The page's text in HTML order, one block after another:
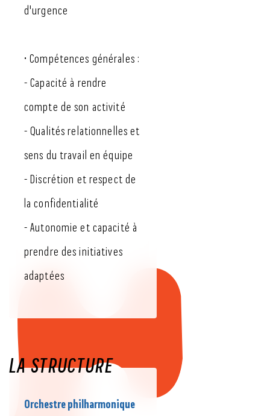
d'urgence
• Compétences générales :
- Capacité à rendre
compte de son activité
- Qualités relationnelles et
sens du travail en équipe
- Discrétion et respect de
la confidentialité
- Autonomie et capacité à
prendre des initiatives
adaptées
LA STRUCTURE
Orchestre philharmonique